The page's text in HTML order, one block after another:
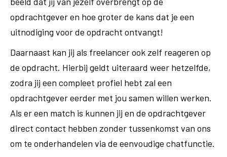
opdrachtgever en hoe groter de kans dat je een
uitnodiging voor de opdracht ontvangt!
Daarnaast kan jij als freelancer ook zelf reageren op
de opdracht. Hierbij geldt uiteraard weer hetzelfde,
zodra jij een compleet profiel hebt zal een
opdrachtgever eerder met jou samen willen werken.
Als er een match is kunnen jij en de opdrachtgever
direct contact hebben zonder tussenkomst van ons
om te onderhandelen via de eenvoudige chatfunctie.